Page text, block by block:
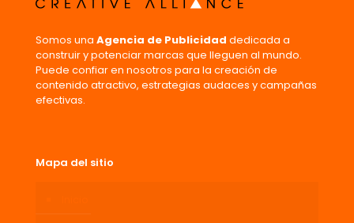
Somos una Agencia de Publicidad dedicada a
construir y potenciar marcas que lleguen al mundo.
Puede confiar en nosotros para la creación de
contenido atractivo, estrategias audaces y campañas
efectivas.
Mapa del sitio